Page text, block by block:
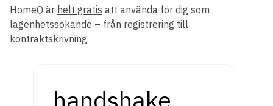
HomeQ är helt gratis att använda för dig som
lägenhetssökande – från registrering till
kontraktskrivning.